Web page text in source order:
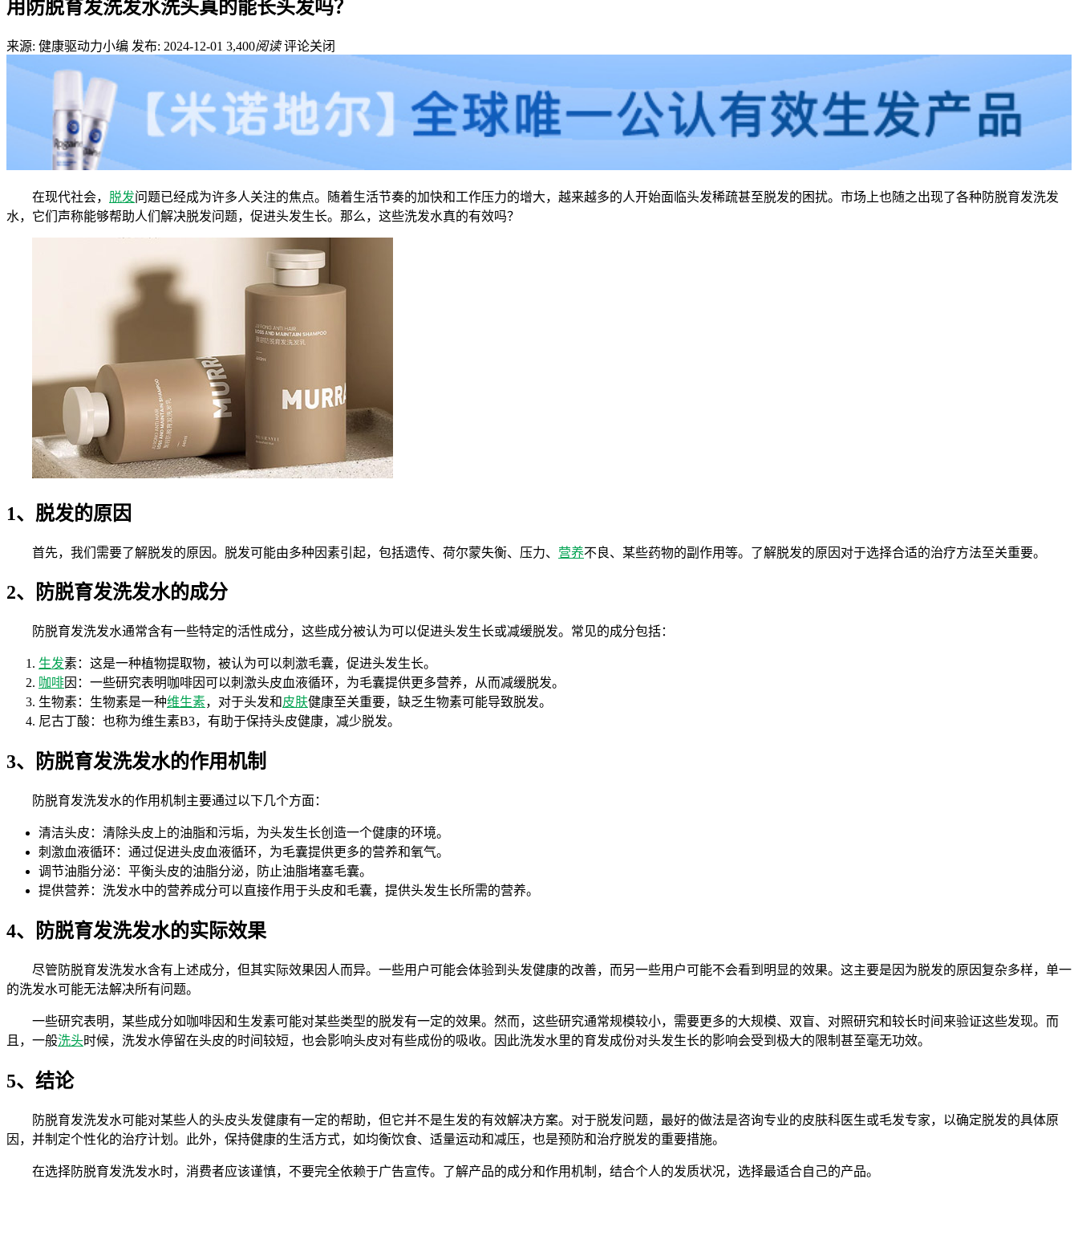
用防脱育发洗发水洗头真的能长头发吗？
来源: 健康驱动力小编 发布: 2024-12-01 3,400阅读 评论关闭
在现代社会， 脱发问题已经成为许多人关注的焦点。随着生活节奏的加快和工作压力的增大，越来越多的人开始面临头发稀疏甚至脱发的困扰。市场上也随之出现了各种防脱育发洗发
水，它们声称能够帮助人们解决脱发问题，促进头发生长。那么，这些洗发水真的有效吗？
1、脱发的原因
首先，我们需要了解脱发的原因。脱发可能由多种因素引起，包括遗传、荷尔蒙失衡、压力、 营养不良、某些药物的副作用等。了解脱发的原因对于选择合适的治疗方法至关重要。
2、防脱育发洗发水的成分
防脱育发洗发水通常含有一些特定的活性成分，这些成分被认为可以促进头发生长或减缓脱发。常见的成分包括：
生发素：这是一种植物提取物，被认为可以刺激毛囊，促进头发生长。
咖啡因：一些研究表明咖啡因可以刺激头皮血液循环，为毛囊提供更多营养，从而减缓脱发。
生物素：生物素是一种维生素，对于头发和皮肤健康至关重要，缺乏生物素可能导致脱发。
尼古丁酸：也称为维生素B3，有助于保持头皮健康，减少脱发。
3、防脱育发洗发水的作用机制
防脱育发洗发水的作用机制主要通过以下几个方面：
清洁头皮：清除头皮上的油脂和污垢，为头发生长创造一个健康的环境。
刺激血液循环：通过促进头皮血液循环，为毛囊提供更多的营养和氧气。
调节油脂分泌：平衡头皮的油脂分泌，防止油脂堵塞毛囊。
提供营养：洗发水中的营养成分可以直接作用于头皮和毛囊，提供头发生长所需的营养。
4、防脱育发洗发水的实际效果
尽管防脱育发洗发水含有上述成分，但其实际效果因人而异。一些用户可能会体验到头发健康的改善，而另一些用户可能不会看到明显的效果。这主要是因为脱发的原因复杂多样，单一
的洗发水可能无法解决所有问题。
一些研究表明，某些成分如咖啡因和生发素可能对某些类型的脱发有一定的效果。然而，这些研究通常规模较小，需要更多的大规模、双盲、对照研究和较长时间来验证这些发现。而
且，一般洗头时候，洗发水停留在头皮的时间较短，也会影响头皮对有些成份的吸收。因此洗发水里的育发成份对头发生长的影响会受到极大的限制甚至毫无功效。
5、结论
防脱育发洗发水可能对某些人的头皮头发健康有一定的帮助，但它并不是生发的有效解决方案。对于脱发问题，最好的做法是咨询专业的皮肤科医生或毛发专家，以确定脱发的具体原
因，并制定个性化的治疗计划。此外，保持健康的生活方式，如均衡饮食、适量运动和减压，也是预防和治疗脱发的重要措施。
在选择防脱育发洗发水时，消费者应该谨慎，不要完全依赖于广告宣传。了解产品的成分和作用机制，结合个人的发质状况，选择最适合自己的产品。